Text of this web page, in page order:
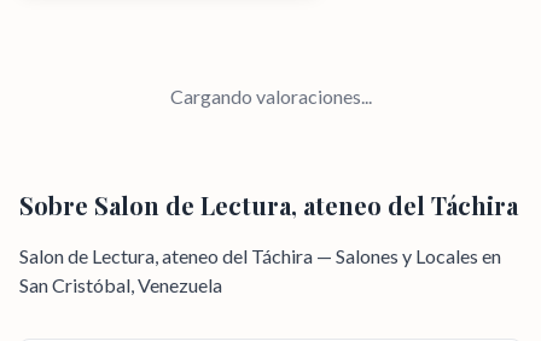
Cargando valoraciones...
Sobre Salon de Lectura, ateneo del Táchira
Salon de Lectura, ateneo del Táchira — Salones y Locales en
San Cristóbal, Venezuela